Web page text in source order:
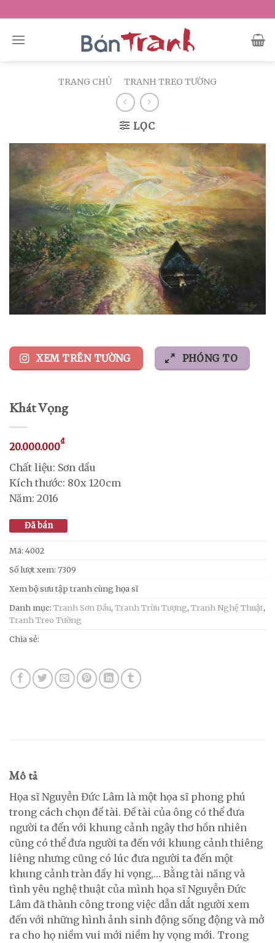
to
content
TRANG CHỦ TRANH TREO TƯỜNG
LỌC
XEM TRÊN TƯỜNG PHÓNG TO
Khát Vọng
20.000.000₫
Chất liệu: Sơn dầu
Kích thước: 80x 120cm
Năm: 2016
Đã bán
Mã: 4002
Số lượt xem: 7309
Xem bộ sưu tập tranh cùng họa sĩ
Danh mục: Tranh Sơn Dầu, Tranh Trừu Tượng, Tranh Nghệ Thuật,
Tranh Treo Tường
Chia sẻ:
Mô tả
Họa sĩ Nguyễn Đức Lâm là một họa sĩ phong phú
trong cách chọn đề tài. Đề tài của ông có thể đưa
người ta đến với khung cảnh ngây thơ hồn nhiên
cũng có thể đưa người ta đến với khung cảnh thiêng
liêng nhưng cũng có lúc đưa người ta đến một
khung cảnh tràn đầy hi vọng,… Bằng tài năng và
tình yêu nghệ thuật của mình họa sĩ Nguyễn Đức
Lâm đã thành công trong việc dẫn dắt người xem
đến với những hình ảnh sinh động sống động và mở
ra cho họ niềm vui mới niềm hy vọng mới. Trong